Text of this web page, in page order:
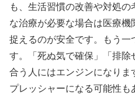
も、生活習慣の改善や対処
な治療が必要な場合は医療機
捉えるのが安全です。もう
す。「死ぬ気で確保」「排除
合う人にはエンジンになり
プレッシャーになる可能性